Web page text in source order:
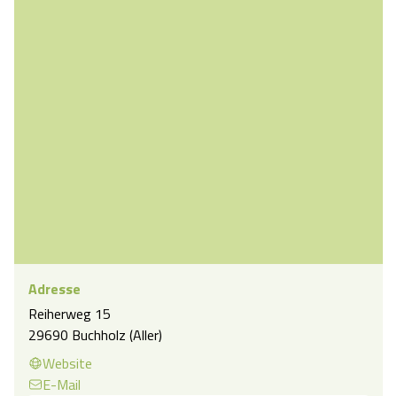
Adresse
Reiherweg 15
29690 Buchholz (Aller)
Website
E-Mail